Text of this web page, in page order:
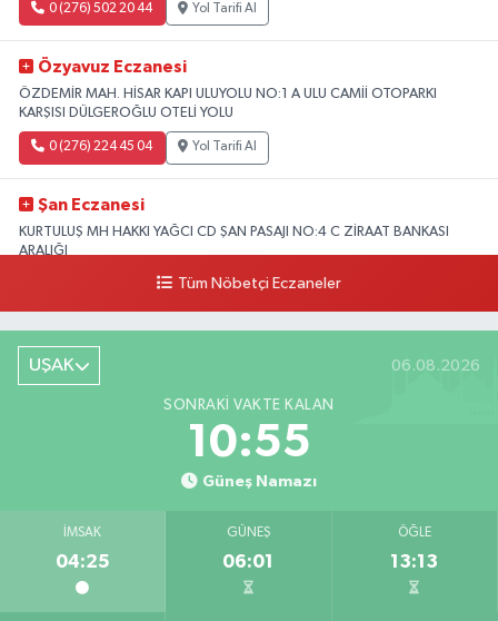
0 (276) 502 20 44 Yol Tarifi Al
Özyavuz Eczanesi
ÖZDEMİR MAH. HİSAR KAPI ULUYOLU NO:1 A ULU CAMİİ OTOPARKI
KARŞISI DÜLGEROĞLU OTELİ YOLU
0 (276) 224 45 04 Yol Tarifi Al
Şan Eczanesi
KURTULUŞ MH HAKKI YAĞCI CD ŞAN PASAJI NO:4 C ZİRAAT BANKASI
ARALIĞI
Yol Tarifi Al
Tüm Nöbetçi Eczaneler
UŞAK 06.08.2026
SONRAKI VAKTE KALAN
10:55
Güneş Namazı
İMSAK
04:25
GÜNEŞ
06:01
ÖĞLE
13:13